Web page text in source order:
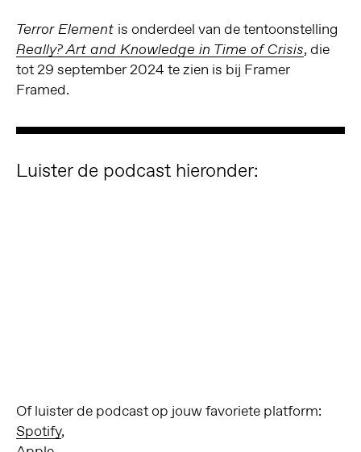
Terror Element is onderdeel van de tentoonstelling
Really? Art and Knowledge in Time of Crisis, die
tot 29 september 2024 te zien is bij Framer
Framed.
Luister de podcast hieronder:
Of luister de podcast op jouw favoriete platform:
Spotify,